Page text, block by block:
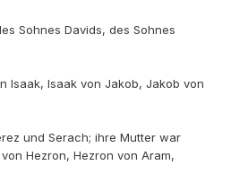
Sohnes Davids, des Sohnes
Isaak, Isaak von Jakob, Jakob von
und Serach; ihre Mutter war
Hezron, Hezron von Aram,